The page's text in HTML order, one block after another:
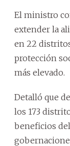
El ministro
extender la
en 22
protección
más elevado.
Detalló que
los 173
beneficios